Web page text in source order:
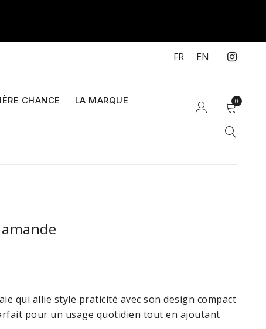
FR EN
CHANCE LA MARQUE 0
qui allie style praticité avec son design compact
pour un usage quotidien tout en ajoutant